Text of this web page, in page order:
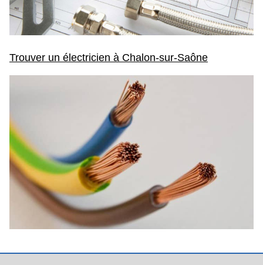
Trouver un électricien à Chalon-sur-Saône